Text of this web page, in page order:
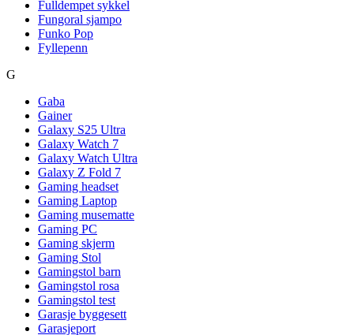
Fulldempet sykkel
Fungoral sjampo
Funko Pop
Fyllepenn
G
Gaba
Gainer
Galaxy S25 Ultra
Galaxy Watch 7
Galaxy Watch Ultra
Galaxy Z Fold 7
Gaming headset
Gaming Laptop
Gaming musematte
Gaming PC
Gaming skjerm
Gaming Stol
Gamingstol barn
Gamingstol rosa
Gamingstol test
Garasje byggesett
Garasjeport